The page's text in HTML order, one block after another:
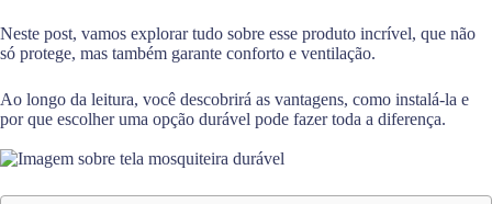
Neste post, vamos explorar tudo sobre esse produto incrível, que não
só protege, mas também garante conforto e ventilação.
Ao longo da leitura, você descobrirá as vantagens, como instalá-la e
por que escolher uma opção durável pode fazer toda a diferença.